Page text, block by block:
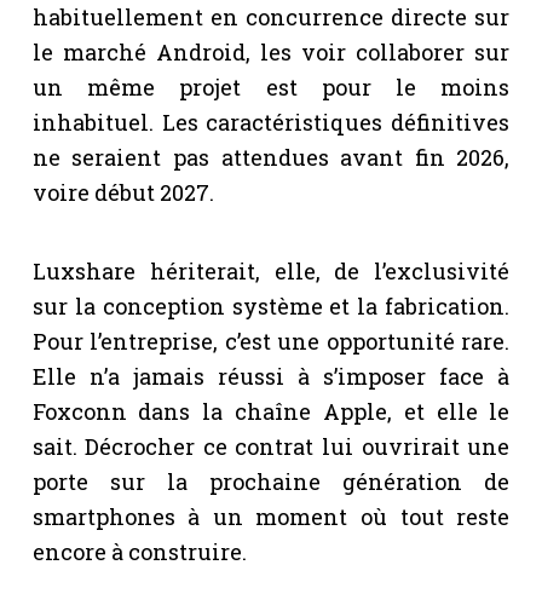
habituellement en concurrence directe sur
le marché Android, les voir collaborer sur
un même projet est pour le moins
inhabituel. Les caractéristiques définitives
ne seraient pas attendues avant fin 2026,
voire début 2027.
Luxshare hériterait, elle, de l’exclusivité
sur la conception système et la fabrication.
Pour l’entreprise, c’est une opportunité rare.
Elle n’a jamais réussi à s’imposer face à
Foxconn dans la chaîne Apple, et elle le
sait. Décrocher ce contrat lui ouvrirait une
porte sur la prochaine génération de
smartphones à un moment où tout reste
encore à construire.